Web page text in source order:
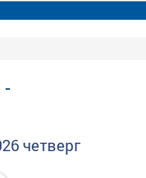
-
четверг